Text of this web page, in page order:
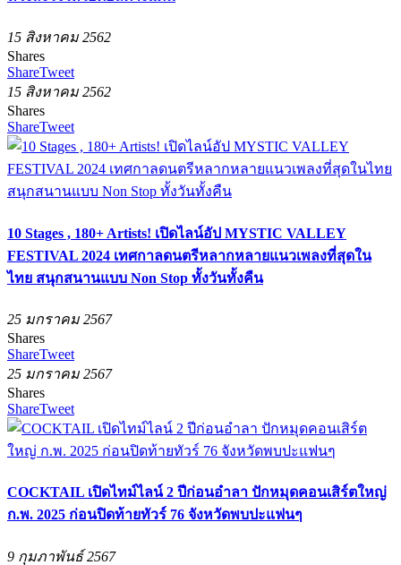
15 สิงหาคม 2562
Shares
ShareTweet
15 สิงหาคม 2562
Shares
ShareTweet
10 Stages , 180+ Artists! เปิดไลน์อัป MYSTIC VALLEY
FESTIVAL 2024 เทศกาลดนตรีหลากหลายแนวเพลงที่สุดใน
ไทย สนุกสนานแบบ Non Stop ทั้งวันทั้งคืน
25 มกราคม 2567
Shares
ShareTweet
25 มกราคม 2567
Shares
ShareTweet
COCKTAIL เปิดไทม์ไลน์ 2 ปีก่อนอำลา ปักหมุดคอนเสิร์ตใหญ่
ก.พ. 2025 ก่อนปิดท้ายทัวร์​ 76 จังหวัดพบปะแฟนๆ
9 กุมภาพันธ์ 2567